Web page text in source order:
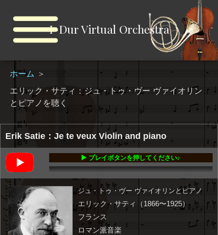
I-Dur Virtual Orchestra
ホーム ＞
エリック・サティ：ジュ・トゥ・ヴー ヴァイオリン
とピアノを聴く
Erik Satie：Je te veux Violin and piano
▶️ プレイボタンを押してください♪
ジュ・トゥ・ヴー ヴァイオリンとピアノ
エリック・サティ（1866〜1925）
フランス
ロマン派音楽